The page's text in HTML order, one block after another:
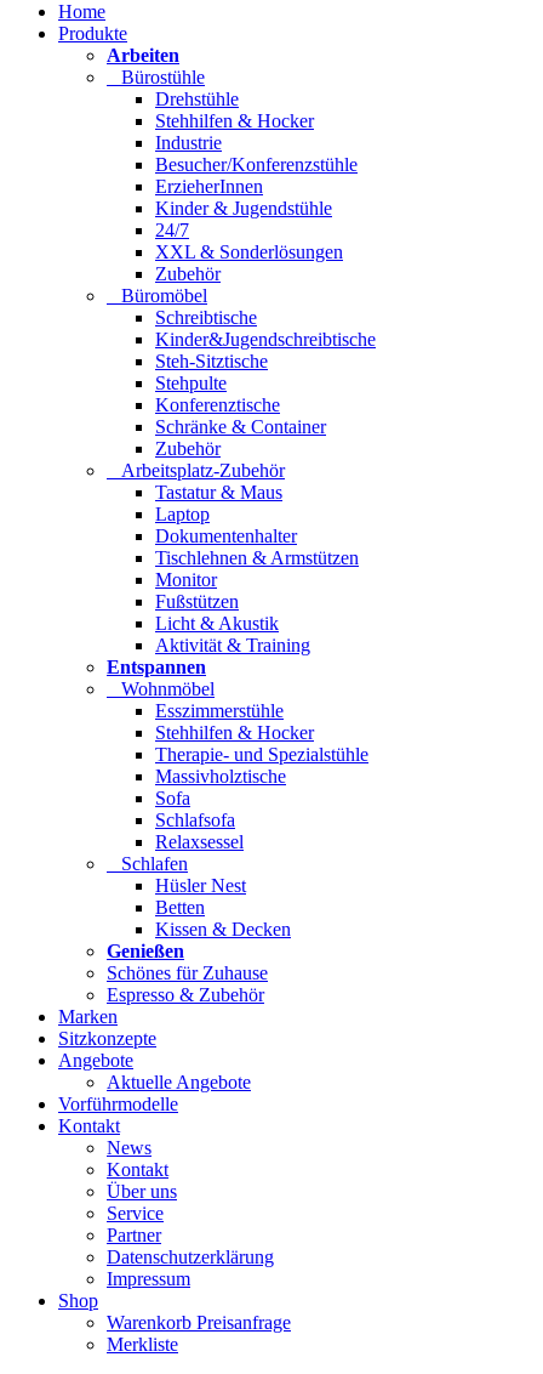
Home
Produkte
Arbeiten
Bürostühle
Drehstühle
Stehhilfen & Hocker
Industrie
Besucher/Konferenzstühle
ErzieherInnen
Kinder & Jugendstühle
24/7
XXL & Sonderlösungen
Zubehör
Büromöbel
Schreibtische
Kinder&Jugendschreibtische
Steh-Sitztische
Stehpulte
Konferenztische
Schränke & Container
Zubehör
Arbeitsplatz-Zubehör
Tastatur & Maus
Laptop
Dokumentenhalter
Tischlehnen & Armstützen
Monitor
Fußstützen
Licht & Akustik
Aktivität & Training
Entspannen
Wohnmöbel
Esszimmerstühle
Stehhilfen & Hocker
Therapie- und Spezialstühle
Massivholztische
Sofa
Schlafsofa
Relaxsessel
Schlafen
Hüsler Nest
Betten
Kissen & Decken
Genießen
Schönes für Zuhause
Espresso & Zubehör
Marken
Sitzkonzepte
Angebote
Aktuelle Angebote
Vorführmodelle
Kontakt
News
Kontakt
Über uns
Service
Partner
Datenschutzerklärung
Impressum
Shop
Warenkorb Preisanfrage
Merkliste